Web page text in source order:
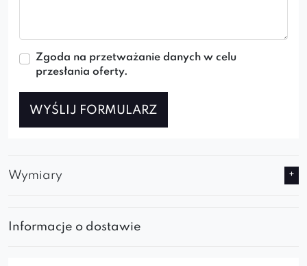
Zgoda na przetważanie danych w celu
przesłania oferty.
WYŚLIJ FORMULARZ
Wymiary
Informacje o dostawie